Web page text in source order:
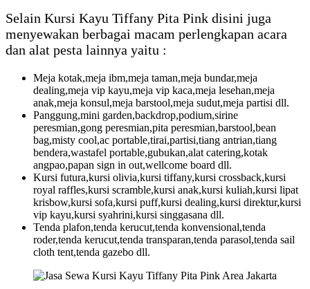
Selain Kursi Kayu Tiffany Pita Pink disini juga
menyewakan berbagai macam perlengkapan acara
dan alat pesta lainnya yaitu :
Meja kotak,meja ibm,meja taman,meja bundar,meja
dealing,meja vip kayu,meja vip kaca,meja lesehan,meja
anak,meja konsul,meja barstool,meja sudut,meja partisi dll.
Panggung,mini garden,backdrop,podium,sirine
peresmian,gong peresmian,pita peresmian,barstool,bean
bag,misty cool,ac portable,tirai,partisi,tiang antrian,tiang
bendera,wastafel portable,gubukan,alat catering,kotak
angpao,papan sign in out,wellcome board dll.
Kursi futura,kursi olivia,kursi tiffany,kursi crossback,kursi
royal raffles,kursi scramble,kursi anak,kursi kuliah,kursi lipat
krisbow,kursi sofa,kursi puff,kursi dealing,kursi direktur,kursi
vip kayu,kursi syahrini,kursi singgasana dll.
Tenda plafon,tenda kerucut,tenda konvensional,tenda
roder,tenda kerucut,tenda transparan,tenda parasol,tenda sail
cloth tent,tenda gazebo dll.